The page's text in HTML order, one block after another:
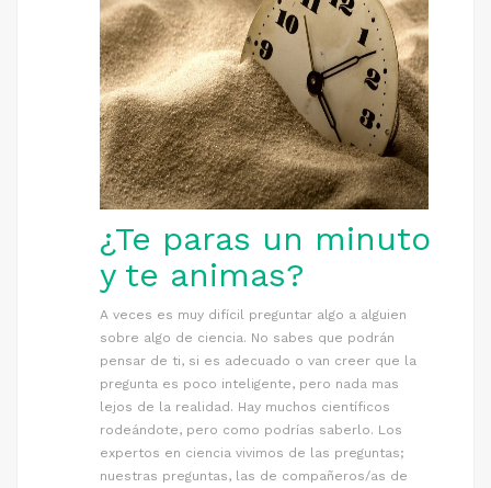
¿Te paras un minuto
y te animas?
A veces es muy difícil preguntar algo a alguien
sobre algo de ciencia. No sabes que podrán
pensar de ti, si es adecuado o van creer que la
pregunta es poco inteligente, pero nada mas
lejos de la realidad. Hay muchos científicos
rodeándote, pero como podrías saberlo. Los
expertos en ciencia vivimos de las preguntas;
nuestras preguntas, las de compañeros/as de